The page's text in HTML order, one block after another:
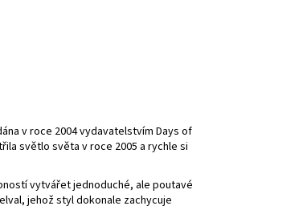
v roce 2004 vydavatelstvím Days of
světlo světa v roce 2005 a rychle si
vytvářet jednoduché, ale poutavé
jehož styl dokonale zachycuje